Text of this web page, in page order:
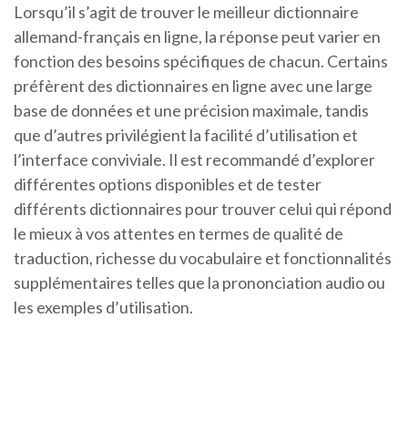
Lorsqu’il s’agit de trouver le meilleur dictionnaire
allemand-français en ligne, la réponse peut varier en
fonction des besoins spécifiques de chacun. Certains
préfèrent des dictionnaires en ligne avec une large
base de données et une précision maximale, tandis
que d’autres privilégient la facilité d’utilisation et
l’interface conviviale. Il est recommandé d’explorer
différentes options disponibles et de tester
différents dictionnaires pour trouver celui qui répond
le mieux à vos attentes en termes de qualité de
traduction, richesse du vocabulaire et fonctionnalités
supplémentaires telles que la prononciation audio ou
les exemples d’utilisation.